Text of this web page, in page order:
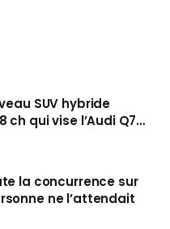
SUV hybride
qui vise l’Audi Q7
automne
la concurrence sur
ne l’attendait